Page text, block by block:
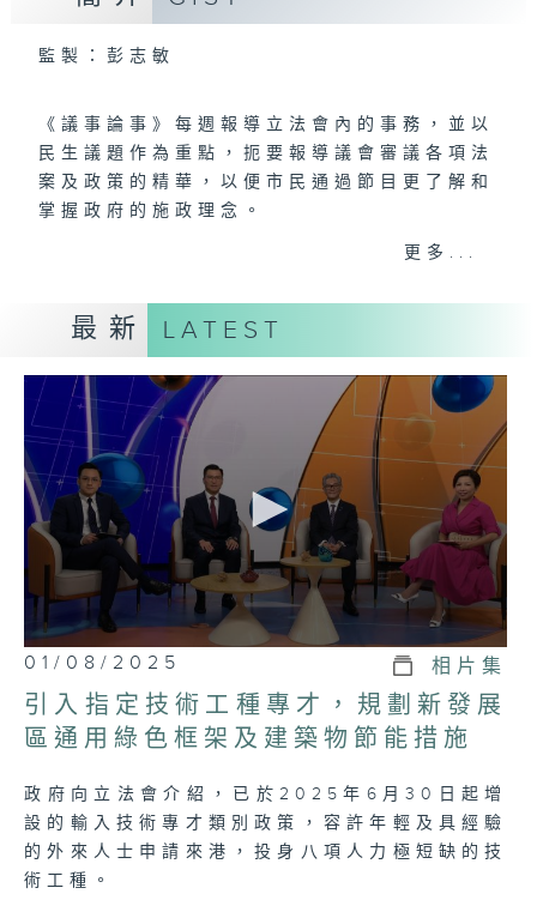
監製：彭志敏
《議事論事》每週報導立法會內的事務，並以
民生議題作為重點，扼要報導議會審議各項法
案及政策的精華，以便市民通過節目更了解和
掌握政府的施政理念。
提高公眾對社會民生議題的參與度和關注度，
促進議會與民間的溝通交流，增強公眾對政府
的信任。
第一節：議事
• 精要報道每周議會大事，包括各項法案的審
議進度、重要政策討論等，讓市民大眾對各項
民生議題有第一手的掌握。
第二節：論事
• 就每集的議題，邀請有關持份者或議員，與
主持一起議事，一同討論法案、政策及各項民
生重要議題，帶出議會事務與社會民生的密切
關聯，增強觀眾的理解。
更多...
最新 LATEST
0
seconds
of
23
minutes,
7
01/08/2025 相片集
引入指定技術工種專才，規劃新發展
區通用綠色框架及建築物節能措施
政府向立法會介紹，已於2025年6月30日起增
設的輸入技術專才類別政策，容許年輕及具經驗
的外來人士申請來港，投身八項人力極短缺的技
術工種。